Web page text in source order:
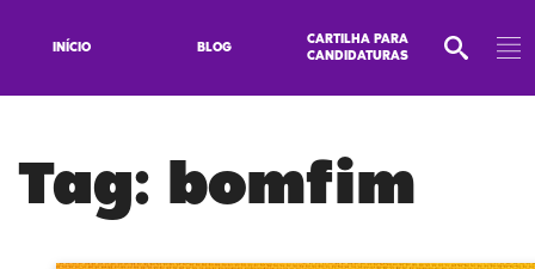
INÍCIO BLOG
CARTILHA PARA
CANDIDATURAS
Tag: bomfim